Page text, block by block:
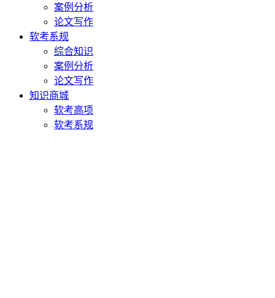
案例分析
论文写作
软考系规
综合知识
案例分析
论文写作
知识商城
软考高项
软考系规